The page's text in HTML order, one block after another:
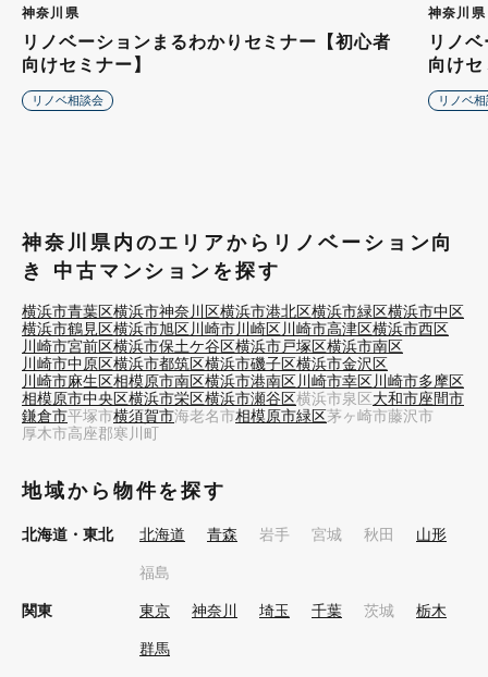
神奈川県
リノベーションまるわかりセミナー【初心者
向けセミナー】
リノベ相談会
神奈川県
リノ
向け
リノベ
神奈川県内のエリアからリノベーション向
き 中古マンションを探す
横浜市青葉区横浜市神奈川区横浜市港北区横浜市緑区横浜市中区
横浜市鶴見区横浜市旭区川崎市川崎区川崎市高津区横浜市西区
川崎市宮前区横浜市保土ケ谷区横浜市戸塚区横浜市南区
川崎市中原区横浜市都筑区横浜市磯子区横浜市金沢区
川崎市麻生区相模原市南区横浜市港南区川崎市幸区川崎市多摩区
相模原市中央区横浜市栄区横浜市瀬谷区横浜市泉区大和市座間市
鎌倉市平塚市横須賀市海老名市相模原市緑区茅ヶ崎市藤沢市
厚木市高座郡寒川町
地域から物件を探す
北海道・東北 北海道 青森 岩手 宮城 秋田 山形
福島
関東 東京 神奈川 埼玉 千葉 茨城 栃木
群馬